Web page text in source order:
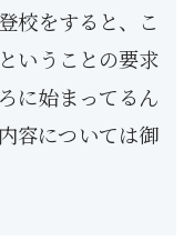
校をすると、こ
いうことの要求
に始まってるん
容については御